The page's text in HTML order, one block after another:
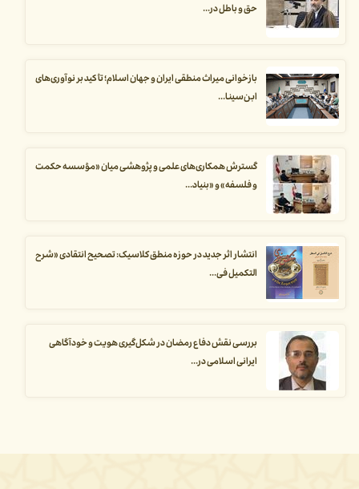
حق و باطل در...
بازخوانی میراث منطقی ایران و جهان اسلام؛ تأکید بر نوآوری‌های
ابن‌سینا...
گسترش همکاری‌های علمی و پژوهشی میان «مؤسسه حکمت
و فلسفه» و «بنیاد...
انتشار اثر جدید در حوزه منطق کلاسیک: تصحیح انتقادی «شرح
التکمیل فی...
بررسی نقش دفاع رمضان در شکل‌گیری هویت و خودآگاهی
ایرانی اسلامی در...